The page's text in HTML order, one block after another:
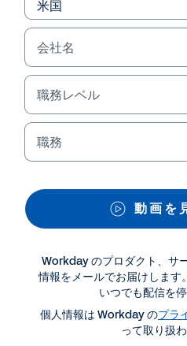
資料ダウンロード・関連情報
WORKDAY ELEVATE
会社名
職務レベル
職務
動 画 を
Workday のプロダクト、サ
情報をメールでお届けします
いつでも配信を
個人情報は Workday のプラ
って取り扱わ